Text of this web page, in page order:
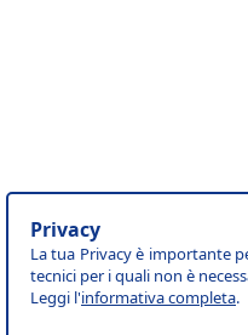
Privacy
La tua Privacy è importante
tecnici per i quali non è
Leggi l'informativa completa.